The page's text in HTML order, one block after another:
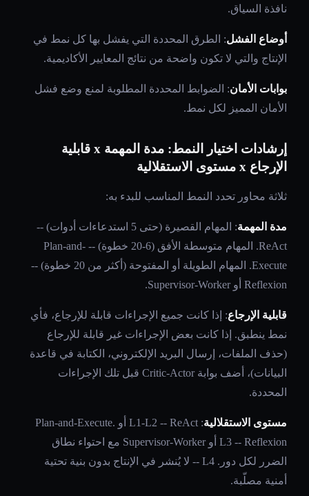
نافذة السياق.
أوضاع الفشل: الطرق المحددة التي يفشل بها كل نمط في
الإنتاج والتي لا تكون واضحة من نتائج المعايير الأكاديمية.
بوابات الأمان: الضوابط المحددة المطلوبة لمنع وضع فشل
الأمان المميز لكل نمط.
إرشادات اختيار النمط: مدة المهمة x قابلية
الإرجاع x مستوى الاستقلالية
ثلاثة محاور تحدد النمط المناسب للبدء به:
مدة المهمة
: المهام القصيرة (حتى 5 استدعاءات أدوات) --
ReAct. المهام متوسطة الأفق (6-20 خطوة) -- Plan-and-
Execute. المهام الطويلة أو المفتوحة (أكثر من 20 خطوة) --
Reflexion أو Supervisor-Worker.
قابلية الإرجاع: إذا كانت جميع الإجراءات قابلة للإرجاع، فأي
نمط ينطبق. إذا كانت بعض الإجراءات غير قابلة للإرجاع
(حذف الملفات، إرسال البريد الإلكتروني، الكتابة في قاعدة
البيانات)، أضف بوابة Critic-Actor قبل تلك الإجراءات
المحددة.
مستوى الاستقلالية
: L1-L2 -- ReAct أو Plan-and-Execute.
L3 -- Reflexion أو Supervisor-Worker مع احتواء نطاق
الضرر لكل دور. L4 -- لا يُنشر في الإنتاج بدون بنية تحتية
أمنية مصلّبة.